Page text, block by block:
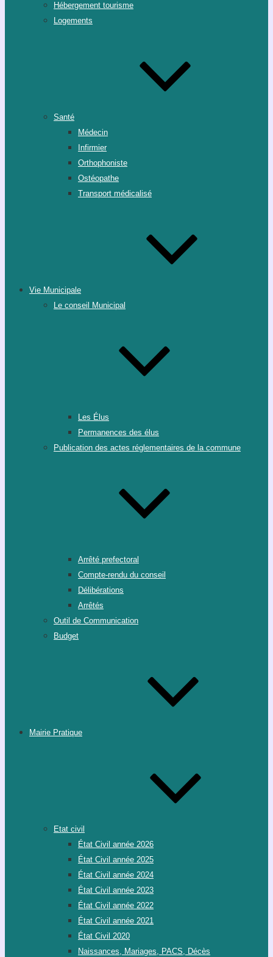
Hébergement tourisme
Logements
Santé
Médecin
Infirmier
Orthophoniste
Ostéopathe
Transport médicalisé
Vie Municipale
Le conseil Municipal
Les Élus
Permanences des élus
Publication des actes réglementaires de la commune
Arrêté prefectoral
Compte-rendu du conseil
Délibérations
Arrêtés
Outil de Communication
Budget
Mairie Pratique
Etat civil
État Civil année 2026
État Civil année 2025
État Civil année 2024
État Civil année 2023
État Civil année 2022
État Civil année 2021
État Civil 2020
Naissances, Mariages, PACS, Décès